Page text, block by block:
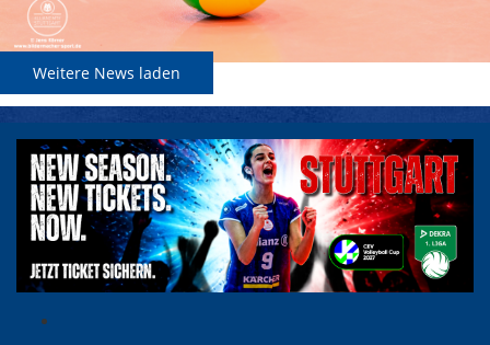
Weitere News laden